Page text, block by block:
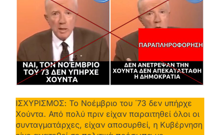
ΙΣΧΥΡΙΣΜΟΣ: Το Νοέμβριο του ΄73 δεν υπήρχε
Χούντα. Από πολύ πριν είχαν παραιτηθεί όλοι οι
συνταγματάρχες, είχαν αποσυρθεί, η Κυβέρνηση